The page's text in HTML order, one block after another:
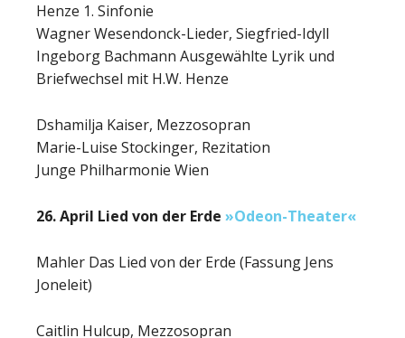
Henze 1. Sinfonie
Wagner Wesendonck-Lieder, Siegfried-Idyll
Ingeborg Bachmann Ausgewählte Lyrik und
Briefwechsel mit H.W. Henze
Dshamilja Kaiser, Mezzosopran
Marie-Luise Stockinger, Rezitation
Junge Philharmonie Wien
26. April Lied von der Erde »Odeon-Theater«
Mahler Das Lied von der Erde (Fassung Jens
Joneleit)
Caitlin Hulcup, Mezzosopran